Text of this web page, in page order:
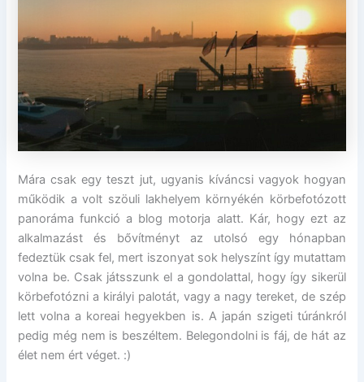
Mára csak egy teszt jut, ugyanis kíváncsi vagyok hogyan
működik a volt szöuli lakhelyem környékén körbefotózott
panoráma funkció a blog motorja alatt. Kár, hogy ezt az
alkalmazást és bővítményt az utolsó egy hónapban
fedeztük csak fel, mert iszonyat sok helyszínt így mutattam
volna be. Csak játsszunk el a gondolattal, hogy így sikerül
körbefotózni a királyi palotát, vagy a nagy tereket, de szép
lett volna a koreai hegyekben is. A japán szigeti túránkról
pedig még nem is beszéltem. Belegondolni is fáj, de hát az
élet nem ért véget. :)